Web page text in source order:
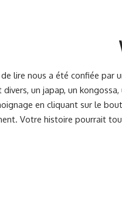
de lire nous a été confiée
divers, un japap, un
en cliquant sur le
Votre histoire pourrait